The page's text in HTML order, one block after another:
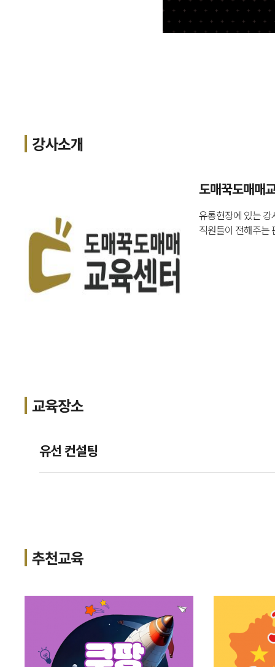
강사소개
도매꾹도매매
유통현장에 있는
직원들이 전해주는
교육장소
유선 컨설팅
추천교육